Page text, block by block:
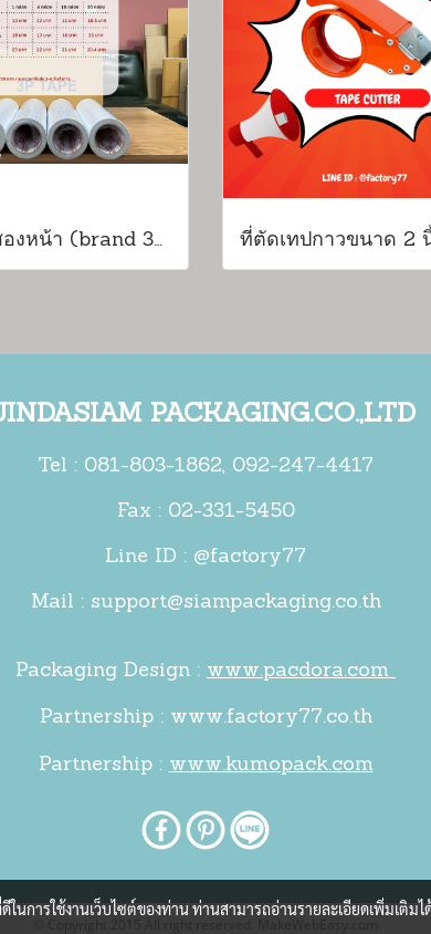
เทปกาวสองหน้า (brand 3P tape)
PACKAGING.CO.,LTD
Tel : 081-803-1862, 092-247-4417
Fax : 02-331-5450
Line ID : @factory77
Mail : support@siampackaging.co.th
Packaging Design : www.pacdora.com
Partnership : www.factory77.co.th
Partnership : www.kumopack.com
การใช้งานเว็บไซต์ของท่าน ท่านสามารถอ่านรายละเอียดเพิ่มเติม